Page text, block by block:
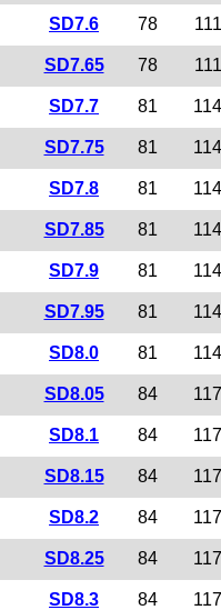
SD7.6 78 111
SD7.65 78 111
SD7.7 81 114
SD7.75 81 114
SD7.8 81 114
SD7.85 81 114
SD7.9 81 114
SD7.95 81 114
SD8.0 81 114
SD8.05 84 117
SD8.1 84 117
SD8.15 84 117
SD8.2 84 117
SD8.25 84 117
SD8.3 84 117